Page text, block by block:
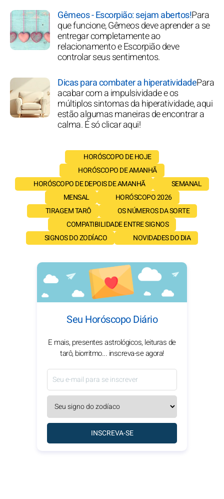
Gêmeos - Escorpião: sejam abertos!Para
que funcione, Gêmeos deve aprender a se
entregar completamente ao
relacionamento e Escorpião deve
controlar seus sentimentos.
Dicas para combater a hiperatividadePara
acabar com a impulsividade e os
múltiplos sintomas da hiperatividade, aqui
estão algumas maneiras de encontrar a
calma. É só clicar aqui!
HORÓSCOPO DE HOJE
HORÓSCOPO DE AMANHÃ
HORÓSCOPO DE DEPOIS DE AMANHÃ
SEMANAL
MENSAL
HORÓSCOPO 2026
TIRAGEM TARÔ
OS NÚMEROS DA SORTE
COMPATIBILIDADE ENTRE SIGNOS
SIGNOS DO ZODÍACO
NOVIDADES DO DIA
Seu Horóscopo Diário
E mais, presentes astrológicos, leituras de
tarô, biorritmo... inscreva-se agora!
INSCREVA-SE